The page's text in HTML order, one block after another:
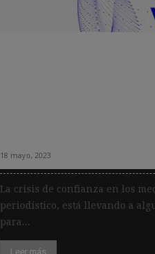
18 mayo, 2023
La crisis de confianza en los
periodístico, está llevando a
para...
Leer más